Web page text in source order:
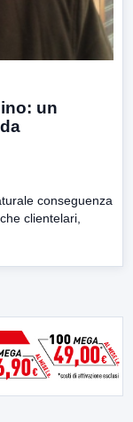
un
conseguenza
clientelari,